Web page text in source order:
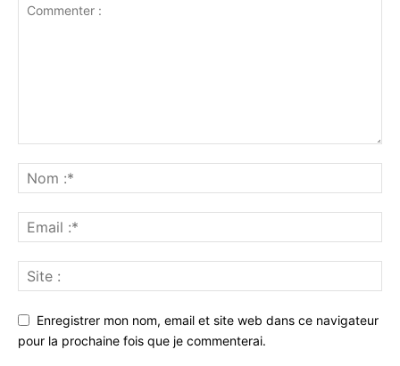
Enregistrer mon nom, email et site web dans ce navigateur
pour la prochaine fois que je commenterai.